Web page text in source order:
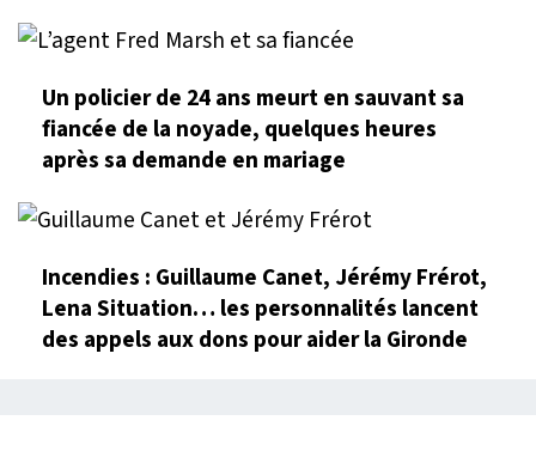
Un policier de 24 ans meurt en sauvant sa
fiancée de la noyade, quelques heures
après sa demande en mariage
Incendies : Guillaume Canet, Jérémy Frérot,
Lena Situation… les personnalités lancent
des appels aux dons pour aider la Gironde